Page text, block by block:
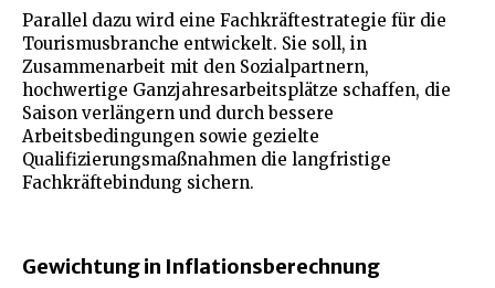
Parallel dazu wird eine Fachkräftestrategie für die
Tourismusbranche entwickelt. Sie soll, in
Zusammenarbeit mit den Sozialpartnern,
hochwertige Ganzjahresarbeitsplätze schaffen, die
Saison verlängern und durch bessere
Arbeitsbedingungen sowie gezielte
Qualifizierungsmaßnahmen die langfristige
Fachkräftebindung sichern.
Gewichtung in Inflationsberechnung